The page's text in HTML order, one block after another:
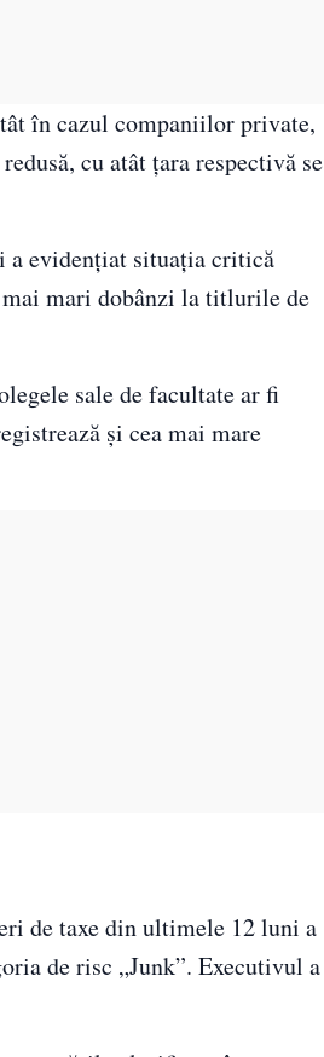
în cazul companiilor private,
cu atât țara respectivă se
a evidențiat situația critică
mai mari dobânzi la titlurile de
sale de facultate ar fi
și cea mai mare
de taxe din ultimele 12 luni a
de risc „Junk”. Executivul a